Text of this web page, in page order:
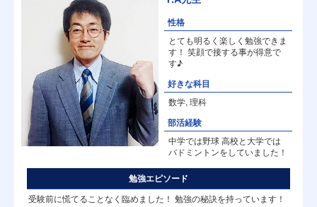
性格
とても明るく楽しく勉強できま
す！ 笑顔で接する事が得意で
す♪
好きな科目
数学, 理科
部活経験
中学では野球 高校と大学では
バドミントンをしていました！
勉強エピソード
受験前に慌てることなく臨めました！ 勉強の秘訣を持っています！